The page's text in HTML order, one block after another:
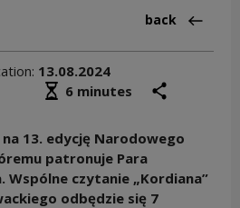
Back
back
13.08.2024
Średni czas czytania
6 minutes
13. edycję Narodowego
patronuje Para
Wspólne czytanie „Kordiana”
odbędzie się 7